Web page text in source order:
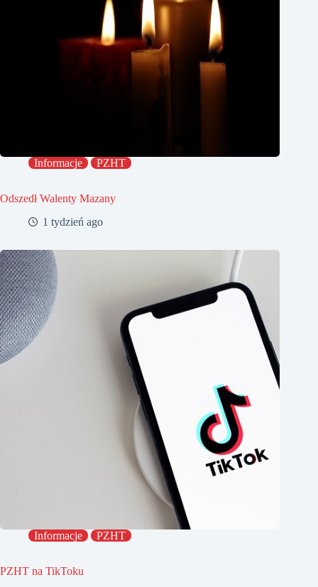
Informacje PZHT
Odszedł Walenty Mazany
1 tydzień ago
Informacje PZHT
PZHT na TikToku